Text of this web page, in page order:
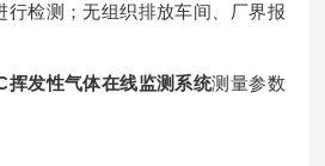
行检测；无组织排放车间、厂界报
挥发性气体在线监测系统测量参数